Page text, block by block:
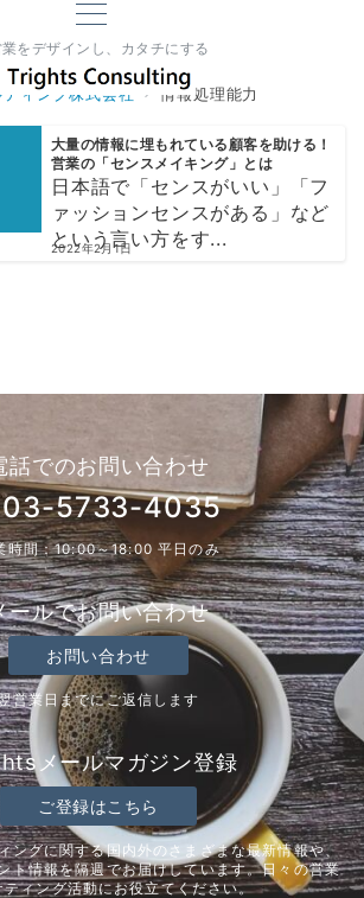
業をデザインし、カタチにする
ィング株式会社 情報処理能力
大量の情報に埋もれている顧客を助ける！
営業の「センスメイキング」とは
日本語で「センスがいい」「フ
ァッションセンスがある」など
という言い方をす...
2022年2月1日
話でのお問い合わせ
03-5733-4035
時間：10:00～18:00 平日のみ
ールでお問い合わせ
お問い合わせ
営業日までにご返信します
メールマガジン登録
ご登録はこちら
ングに関する国内外のさまざまな最新情報や、
ト情報を隔週でお届けしています。日々の営業
ティング活動にお役立てください。